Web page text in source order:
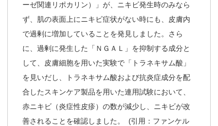
ーゼ関連リポカリン）」が、ニキビ発生時のみなら
ず、肌の表面上にニキビ症状がない時にも、皮膚内
で過剰に増加していることを発見しました。さら
に、過剰に発生した「ＮＧＡＬ」を抑制する成分と
して、皮膚細胞を用いた実験で「トラネキサム酸」
を見いだし、トラネキサム酸および抗炎症成分を配
合したスキンケア製品を用いた連用試験において、
赤ニキビ（炎症性皮疹）の数が減少し、ニキビが改
善されることを確認しました。 (引用：ファンケル